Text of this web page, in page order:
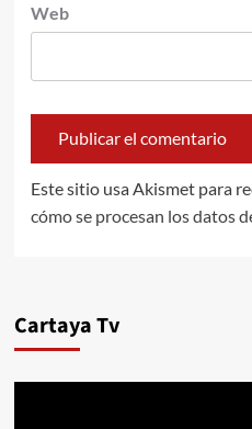
Web
Este sitio usa Akismet para
cómo se procesan los datos
Cartaya Tv